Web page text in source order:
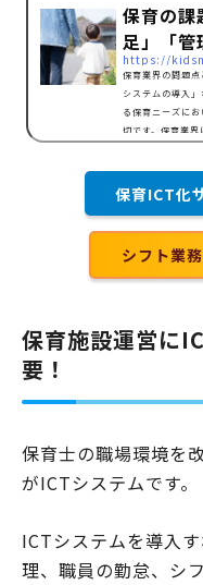
保育の課
足」「管
保育業界の問題
システムの導入
る保育ニーズに
切です。保育業
テムの現場活用な
が起きているの
保育ICT化
シフト業
保育施設運営に
要！
保育士の職場環境を
がICTシステムです。
ICTシステムを導入
理、職員の勤怠、シ